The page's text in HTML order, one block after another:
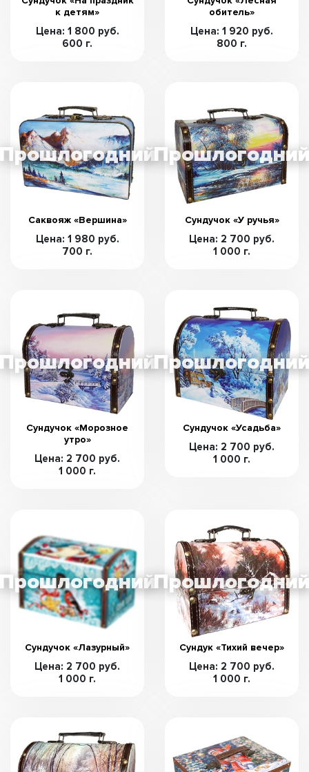
к детям»
Цена: 1 800 руб.
600 г.
обитель»
Цена: 1 920 руб.
800 г.
Саквояж «Вершина»
Цена: 1 980 руб.
700 г.
Сундучок «У ручья»
Цена: 2 700 руб.
1 000 г.
Сундучок «Морозное
утро»
Цена: 2 700 руб.
1 000 г.
Сундучок «Усадьба»
Цена: 2 700 руб.
1 000 г.
Сундучок «Лазурный»
Цена: 2 700 руб.
1 000 г.
Сундук «Тихий вечер»
Цена: 2 700 руб.
1 000 г.